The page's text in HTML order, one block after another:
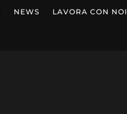
NEWS LAVORA CON NOI